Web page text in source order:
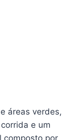
áreas verdes,
e um
composto por